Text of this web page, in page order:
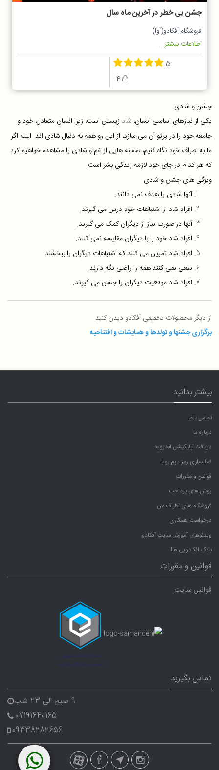
جشن بی خطر در آخرین ماه سال
فروشگاه آفکادو(آوا)
اطلاعات بیشتر...
5
جشن و شادی
یکی از نیازهای اساسی انسان، شاد زیستن است، زیرا انسان متعادل، خود و
جامعه خود را در پرتو آن می سازد، از این رو همه به دنبال شادی اند. البته اگر
ما به اطراف خود نگاه کنیم، صحنه هایی از غم و شادی را مشاهده خواهیم کرد
که هر کدام در جای خود لازمه زندگی بشر است.
ویژگی های جشن و شادی
آنها شادی را هدف نمی دانند.
افراد شاد از اشتباهات خود درس می گیرند.
آنها در صورت نیاز از دیگران کمک می گیرند.
افراد شاد خود را با دیگران مقایسه نمی کنند.
افراد شاد تمرین می کنند که اشتباهات دیگران را ببخشند.
سعی نمی کنند همه را راضی نگه دارند.
افراد شاد موقعیت دیگران را جشن می گیرند.
از دیگر محصولات تخفیفی آفکادو دیدن کنید.
برگزاری جشنها و تولدها و همایشات و افتتاحیه
بیشتر بدانید
تماس با ما
درباره ما
دریافت اپلیکیشن اندروید
فعالسازی رمز دوم پویا
قوانین و مقررات
روش های پرداخت
فروشگاه های اطراف من
درخواست همکاری
ویدئوهای آموزش سایت آفکادو
بلاگ آفکادویی ها!
قوانین و مقررات
قوانین سایت
تماس بگیرید
9 صبح الی 23 شب
07191640165
09338282656